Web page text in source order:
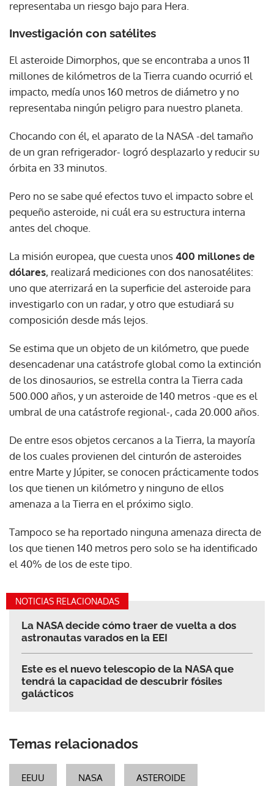
representaba un riesgo bajo para Hera.
Investigación con satélites
El asteroide Dimorphos, que se encontraba a unos 11
millones de kilómetros de la Tierra cuando ocurrió el
impacto, medía unos 160 metros de diámetro y no
representaba ningún peligro para nuestro planeta.
Chocando con él, el aparato de la NASA -del tamaño
de un gran refrigerador- logró desplazarlo y reducir su
órbita en 33 minutos.
Pero no se sabe qué efectos tuvo el impacto sobre el
pequeño asteroide, ni cuál era su estructura interna
antes del choque.
La misión europea, que cuesta unos400 millones de
dólares, realizará mediciones con dos nanosatélites:
uno que aterrizará en la superficie del asteroide para
investigarlo con un radar, y otro que estudiará su
composición desde más lejos.
Se estima que un objeto de un kilómetro, que puede
desencadenar una catástrofe global como la extinción
de los dinosaurios, se estrella contra la Tierra cada
500.000 años, y un asteroide de 140 metros -que es el
umbral de una catástrofe regional-, cada 20.000 años.
De entre esos objetos cercanos a la Tierra, la mayoría
de los cuales provienen del cinturón de asteroides
entre Marte y Júpiter, se conocen prácticamente todos
los que tienen un kilómetro y ninguno de ellos
amenaza a la Tierra en el próximo siglo.
Tampoco se ha reportado ninguna amenaza directa de
los que tienen 140 metros pero solo se ha identificado
el 40% de los de este tipo.
NOTICIAS RELACIONADAS
La NASA decide cómo traer de vuelta a dos
astronautas varados en la EEI
Este es el nuevo telescopio de la NASA que
tendrá la capacidad de descubrir fósiles
galácticos
Temas relacionados
EEUU NASA ASTEROIDE